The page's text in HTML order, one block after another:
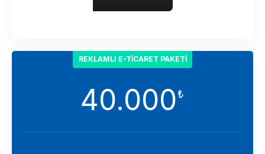
REKLAMLI E-TICARET PAKETI
40.000₺